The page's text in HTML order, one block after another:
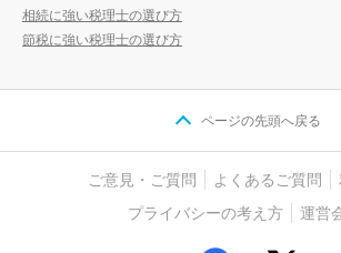
相続に強い税理士の選び方
節税に強い税理士の選び方
ページの先頭へ戻る
ご意見・ご質問 よくあるご質問
プライバシーの考え方
運営